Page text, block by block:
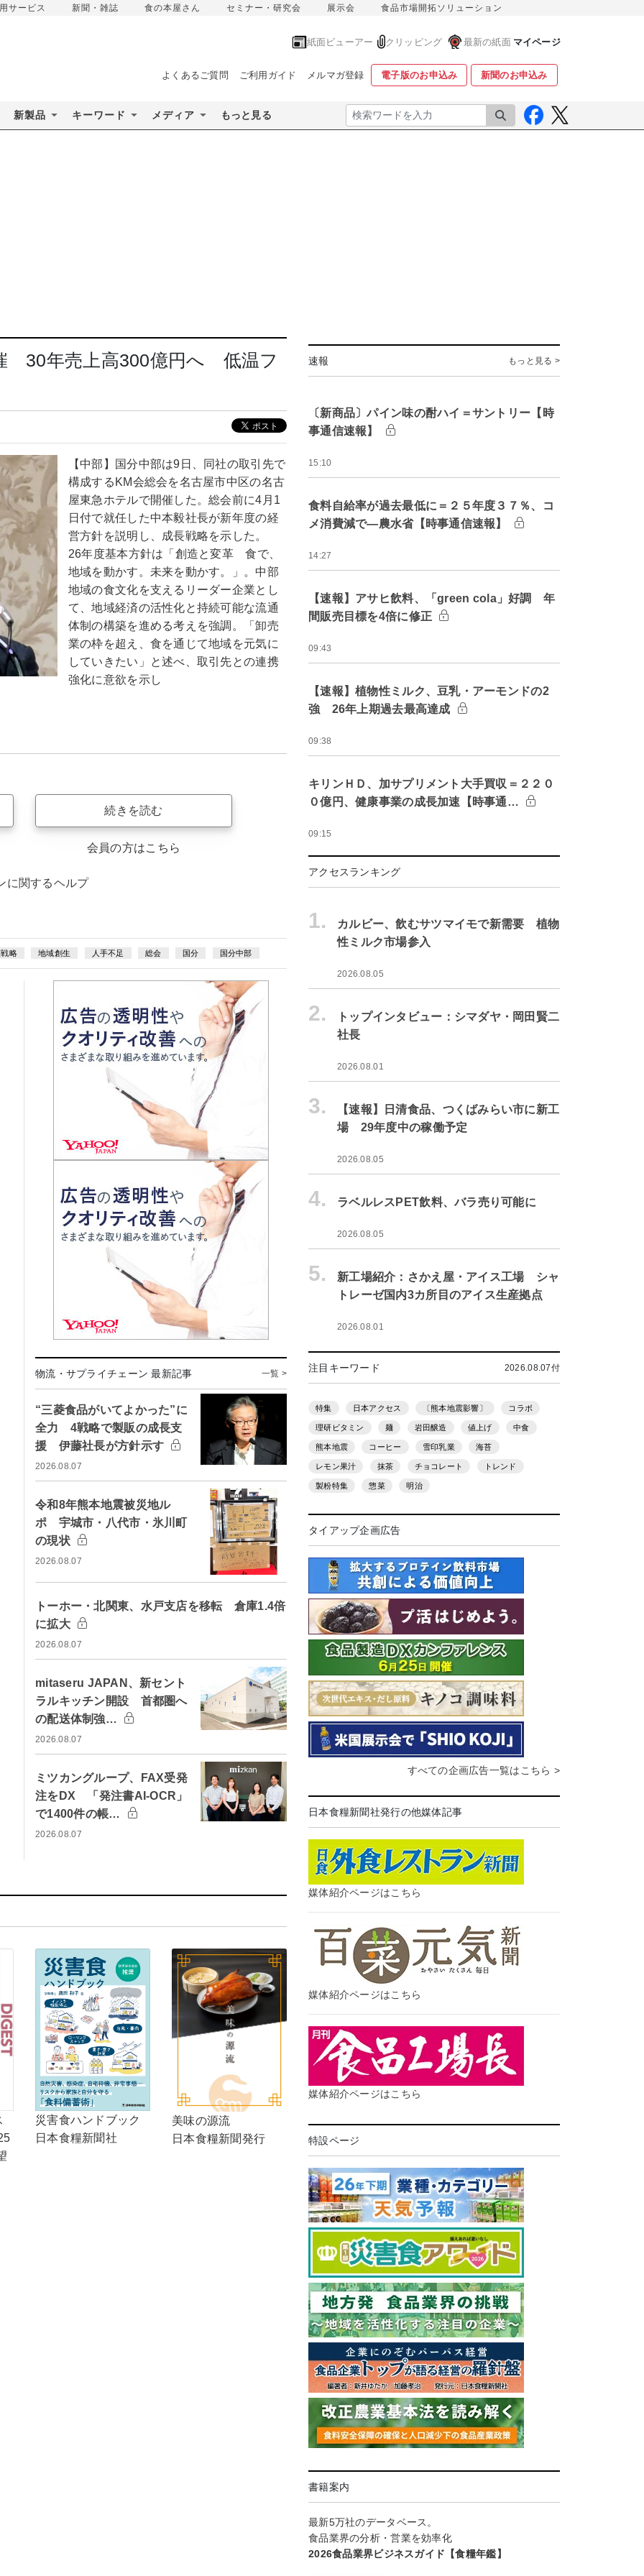
サービス 新聞・雑誌 食の本屋さん セミナー・研究会 展示会 食品市場開拓ソリューション
紙面ビューアー クリッピング 最新の紙面 マイページ
よくあるご質問 ご利用ガイド メルマガ登録 電子版のお申込み 新聞のお申込み
新製品 キーワード メディア もっと見る 検索
30年売上高300億円へ 低温フ
【中部】国分中部は9日、同社の取引先で
構成するKM会総会を名古屋市中区の名古
屋東急ホテルで開催した。総会前に4月1
日付で就任した中本毅社長が新年度の経
営方針を説明し、成長戦略を示した。
26年度基本方針は「創造と変革 食で、
地域を動かす。未来を動かす。」。中部
地域の食文化を支えるリーダー企業とし
て、地域経済の活性化と持続可能な流通
体制の構築を進める考えを強調。「卸売
業の枠を超え、食を通じて地域を元気に
していきたい」と述べ、取引先との連携
強化に意欲を示し
続きを読む
会員の方はこちら
に関するヘルプ
略 地域創生 人手不足 総会 国分 国分中部
物流・サプライチェーン 最新記事 一覧 >
“三菱食品がいてよかった”に
全力 4戦略で製販の成長支
援 伊藤社長が方針示す
2026.08.07
令和8年熊本地震被災地ル
ポ 宇城市・八代市・氷川町
の現状
2026.08.07
トーホー・北関東、水戸支店を移転 倉庫1.4倍
に拡大
2026.08.07
mitaseru JAPAN、新セント
ラルキッチン開設 首都圏へ
の配送体制強…
2026.08.07
ミツカングループ、FAX受発
注をDX 「発注書AI-OCR」
で1400件の帳…
2026.08.07
災害食ハンドブック
日本食糧新聞社
美味の源流
日本食糧新聞発行
速報 もっと見る >
〔新商品〕パイン味の酎ハイ＝サントリー【時
事通信速報】
15:10
食料自給率が過去最低に＝２５年度３７％、コ
メ消費減で―農水省【時事通信速報】
14:27
【速報】アサヒ飲料、「green cola」好調 年
間販売目標を4倍に修正
09:43
【速報】植物性ミルク、豆乳・アーモンドの2
強 26年上期過去最高達成
09:38
キリンＨＤ、加サプリメント大手買収＝２２０
０億円、健康事業の成長加速【時事通…
09:15
アクセスランキング
1.
カルビー、飲むサツマイモで新需要 植物
性ミルク市場参入
2026.08.05
2.
トップインタビュー：シマダヤ・岡田賢二
社長
2026.08.01
3.
【速報】日清食品、つくばみらい市に新工
場 29年度中の稼働予定
2026.08.05
4. ラベルレスPET飲料、バラ売り可能に
2026.08.05
5.
新工場紹介：さかえ屋・アイス工場 シャ
トレーゼ国内3カ所目のアイス生産拠点
2026.08.01
注目キーワード 2026.08.07付
特集 日本アクセス 〔熊本地震影響〕 コラボ
理研ビタミン 麺 岩田醸造 値上げ 中食
熊本地震 コーヒー 雪印乳業 海苔
レモン果汁 抹茶 チョコレート トレンド
製粉特集 惣菜 明治
タイアップ企画広告
すべての企画広告一覧はこちら >
日本食糧新聞社発行の他媒体記事
媒体紹介ページはこちら
媒体紹介ページはこちら
媒体紹介ページはこちら
特設ページ
書籍案内
最新5万社のデータベース。
食品業界の分析・営業を効率化
2026食品業界ビジネスガイド【食糧年鑑】